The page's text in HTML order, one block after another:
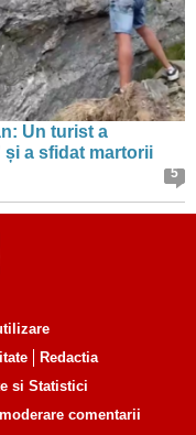
Un turist a
și a sfidat martorii
5
Redactia
comentarii